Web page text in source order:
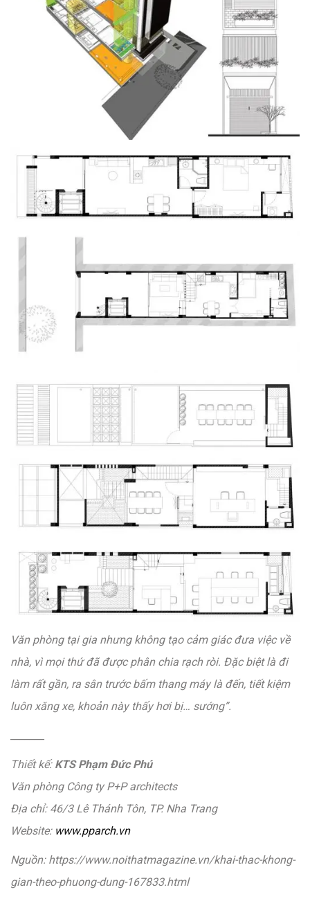
Văn phòng tại gia nhưng không tạo cảm giác đưa việc về
nhà, vì mọi thứ đã được phân chia rạch ròi. Đặc biệt là đi
làm rất gần, ra sân trước bấm thang máy là đến, tiết kiệm
luôn xăng xe, khoản này thấy hơi bị… sướng”.
Thiết kế: KTS Phạm Đức Phú
Văn phòng Công ty P+P architects
Địa chỉ: 46/3 Lê Thánh Tôn, TP. Nha Trang
Website: www.pparch.vn
Nguồn: https://www.noithatmagazine.vn/khai-thac-khong-
gian-theo-phuong-dung-167833.html